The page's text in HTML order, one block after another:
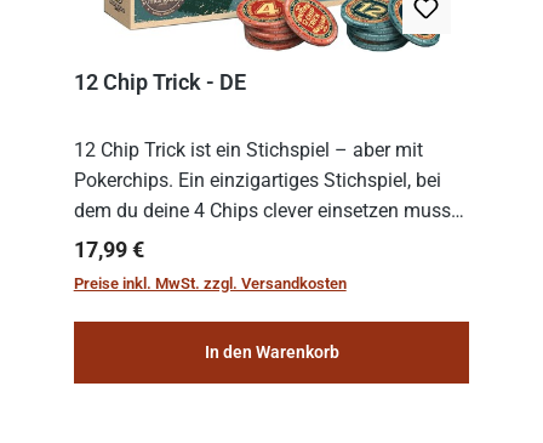
12 Chip Trick - DE
12 Chip Trick ist ein Stichspiel – aber mit
Pokerchips. Ein einzigartiges Stichspiel, bei
dem du deine 4 Chips clever einsetzen musst.
Wer die Chips mit dem höchsten Gesamtwert
hat, gewinnt die Runde. Aber Vorsicht: D...
Regulärer Preis:
17,99 €
Preise inkl. MwSt. zzgl. Versandkosten
In den Warenkorb